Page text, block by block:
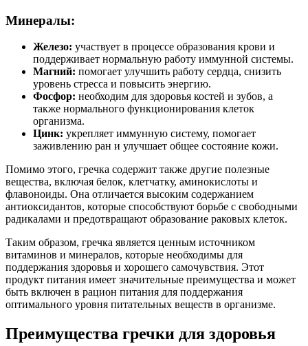
Минералы:
Железо: участвует в процессе образования крови и
поддерживает нормальную работу иммунной системы.
Магний: помогает улучшить работу сердца, снизить
уровень стресса и повысить энергию.
Фосфор: необходим для здоровья костей и зубов, а
также нормального функционирования клеток
организма.
Цинк: укрепляет иммунную систему, помогает
заживлению ран и улучшает общее состояние кожи.
Помимо этого, гречка содержит также другие полезные
вещества, включая белок, клетчатку, аминокислоты и
флавоноиды. Она отличается высоким содержанием
антиоксидантов, которые способствуют борьбе с свободными
радикалами и предотвращают образование раковых клеток.
Таким образом, гречка является ценным источником
витаминов и минералов, которые необходимы для
поддержания здоровья и хорошего самочувствия. Этот
продукт питания имеет значительные преимущества и может
быть включен в рацион питания для поддержания
оптимального уровня питательных веществ в организме.
Преимущества гречки для здоровья